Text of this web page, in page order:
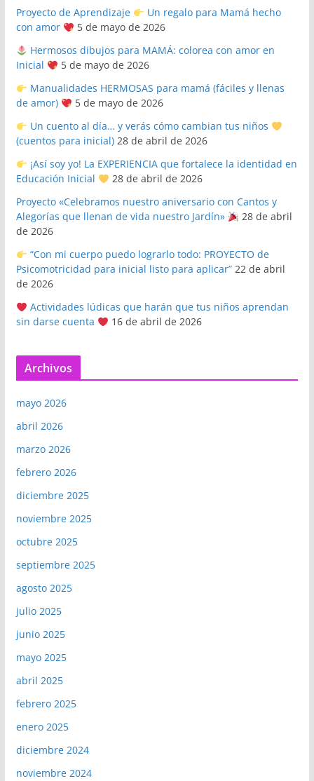
Proyecto de Aprendizaje
Un regalo para Mamá hecho
con amor
5 de mayo de 2026
Hermosos dibujos para MAMÁ: colorea con amor en
Inicial
5 de mayo de 2026
Manualidades HERMOSAS para mamá (fáciles y llenas
de amor)
5 de mayo de 2026
Un cuento al día… y verás cómo cambian tus niños
(cuentos para inicial) 28 de abril de 2026
¡Así soy yo! La EXPERIENCIA que fortalece la identidad en
Educación Inicial
28 de abril de 2026
Proyecto «Celebramos nuestro aniversario con Cantos y
Alegorías que llenan de vida nuestro Jardín»
28 de abril
de 2026
“Con mi cuerpo puedo lograrlo todo: PROYECTO de
Psicomotricidad para inicial listo para aplicar” 22 de abril
de 2026
Actividades lúdicas que harán que tus niños aprendan
sin darse cuenta
16 de abril de 2026
Archivos
mayo 2026
abril 2026
marzo 2026
febrero 2026
diciembre 2025
noviembre 2025
octubre 2025
septiembre 2025
agosto 2025
julio 2025
junio 2025
mayo 2025
abril 2025
febrero 2025
enero 2025
diciembre 2024
noviembre 2024